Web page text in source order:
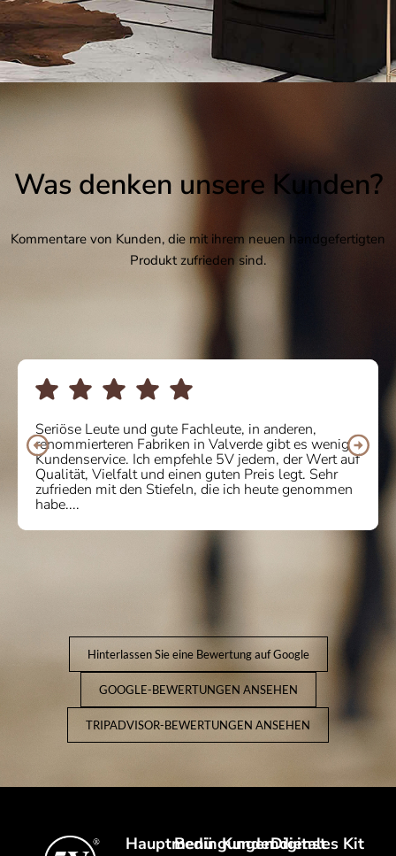
Was denken unsere Kunden?
Kommentare von Kunden, die mit ihrem neuen handgefertigten
Produkt zufrieden sind.
Seriöse Leute und gute Fachleute, in anderen,
renommierteren Fabriken in Valverde gibt es wenig
Kundenservice. Ich empfehle 5V jedem, der Wert auf
Qualität, Vielfalt und einen guten Preis legt. Sehr
zufrieden mit den Stiefeln, die ich heute genommen
habe....
Hinterlassen Sie eine Bewertung auf Google
GOOGLE-BEWERTUNGEN ANSEHEN
TRIPADVISOR-BEWERTUNGEN ANSEHEN
HauptmenüBedingungenKundendienst
Digitales Kit